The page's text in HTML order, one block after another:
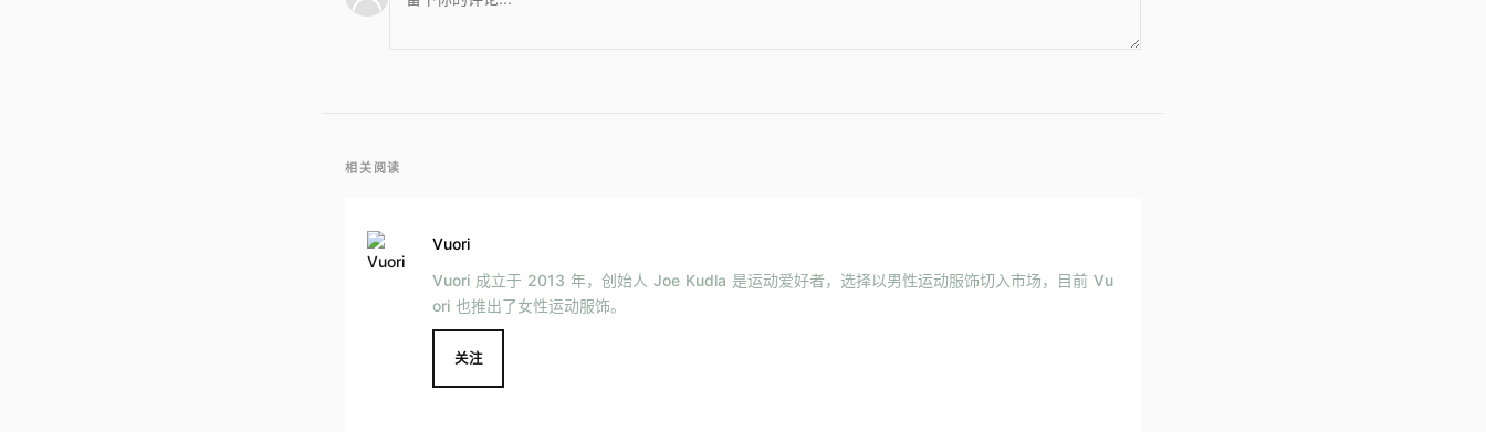
相关阅读
Vuori
Vuori 成立于 2013 年，创始人 Joe Kudla 是运动爱好者，选择以男性运动服饰切入市场，目前 Vu
ori 也推出了女性运动服饰。
关注